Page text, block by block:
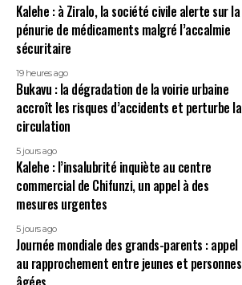
Kalehe : à Ziralo, la société civile alerte sur la
pénurie de médicaments malgré l’accalmie
sécuritaire
19 heures ago
Bukavu : la dégradation de la voirie urbaine
accroît les risques d’accidents et perturbe la
circulation
5 jours ago
Kalehe : l’insalubrité inquiète au centre
commercial de Chifunzi, un appel à des
mesures urgentes
5 jours ago
Journée mondiale des grands-parents : appel
au rapprochement entre jeunes et personnes